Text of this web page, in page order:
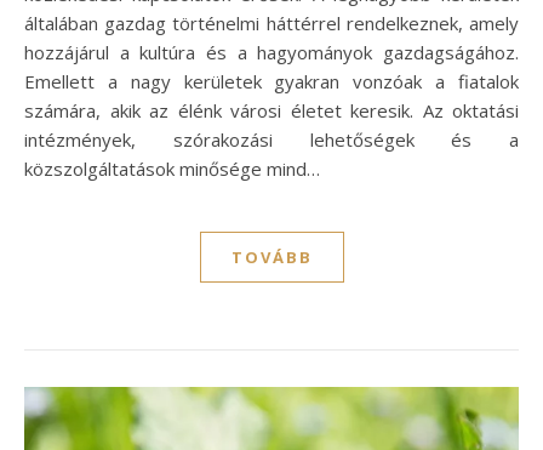
általában gazdag történelmi háttérrel rendelkeznek, amely
hozzájárul a kultúra és a hagyományok gazdagságához.
Emellett a nagy kerületek gyakran vonzóak a fiatalok
számára, akik az élénk városi életet keresik. Az oktatási
intézmények, szórakozási lehetőségek és a
közszolgáltatások minősége mind…
TOVÁBB